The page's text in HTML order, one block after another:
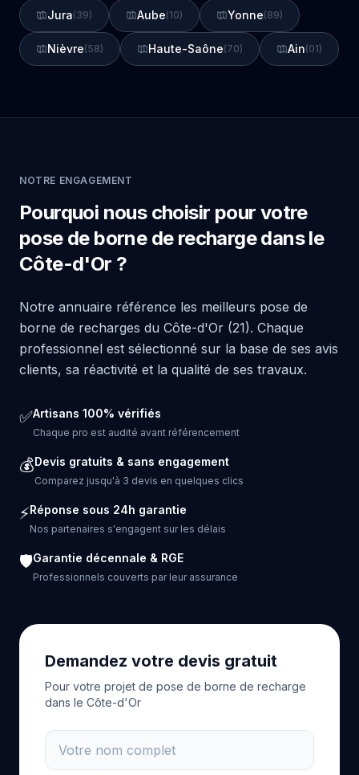
Jura(39) Aube(10) Yonne(89)
Nièvre(58) Haute-Saône(70) Ain(01)
NOTRE ENGAGEMENT
Pourquoi nous choisir pour votre
pose de borne de recharge dans le
Côte-d'Or ?
Notre annuaire référence les meilleurs pose de
borne de recharges du Côte-d'Or (21). Chaque
professionnel est sélectionné sur la base de ses avis
clients, sa réactivité et la qualité de ses travaux.
✅Artisans 100% vérifiés
Chaque pro est audité avant référencement
💰Devis gratuits & sans engagement
Comparez jusqu'à 3 devis en quelques clics
⚡Réponse sous 24h garantie
Nos partenaires s'engagent sur les délais
🛡️Garantie décennale & RGE
Professionnels couverts par leur assurance
Demandez votre devis gratuit
Pour votre projet de pose de borne de recharge
dans le Côte-d'Or